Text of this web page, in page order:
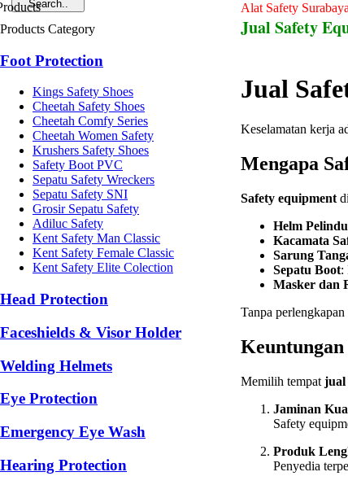
Products Category
Foot Protection
Kings Safety Shoes
Cheetah Safety Shoes
Cheetah Comfy Series
Cheetah Women Safety
Krushers Safety Shoes
Safety Boot PVC
Sepatu Safety Wreckers
Sepatu Safety SNI
Grosir Sepatu Safety
Adiluc Safety
Kent Safety Man Classic
Kent Safety Female Classic
Kent Safety Elite Colection
Head Protection
Faceshields & Visor Holder
Welding Helmets
Eye Protection
Emergency Eye Wash
Hearing Protection
Alat Safety Surabaya
Jual Safety
Jual
Keselamatan kerja
Mengapa
Safety equipment
Helm
Kacamata
Sarung
Sepatu Boot:
Masker dan
Tanpa
Memilih tempat jual
Jaminan
Safety
Produk
Penyedia